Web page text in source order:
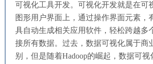
可视化工具开发。可视化开发就是在可
图形用户界面上，通过操作界面元素，
具自动生成相关应用软件，轻松跨越多
接所有数据。过去，数据可视化属于商
别，但是随着Hadoop的崛起，数据可视